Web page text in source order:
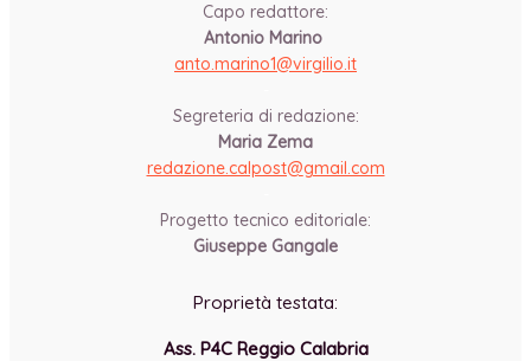
Capo redattore:
Antonio Marino
anto.marino1@virgilio.it
Segreteria di redazione:
Maria Zema
redazione.calpost@gmail.com
Progetto tecnico editoriale:
Giuseppe Gangale
Proprietà testata:
Ass. P4C Reggio Calabria